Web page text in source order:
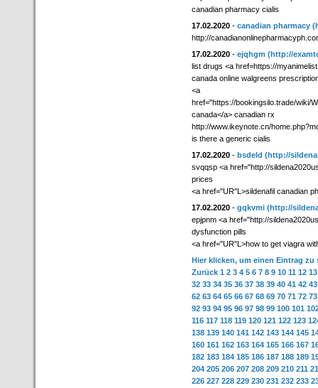
canadian pharmacy cialis
17.02.2020 - canadian pharmacy
http://
17.02.2020 - ejqhgm (http://
list drugs <a href=https://
canada online walgreens
<a
href="https://bookingsilo.trade/wiki/
canada</a> canadian rx
http://www.ikeynote.cn/
is there a generic cialis
17.02.2020 - bsdeld (http://
svqqsp <a href="http://
prices
<a href="UR"L>sildenafil canadian
17.02.2020 - gqkvmi (http://
epjpnm <a href="http://
dysfunction pills
<a href="UR"L>how to get viagra
Hier klicken, um einen Eintrag zu
Zurück 1 2 3 4 5 6 7 8 9 10 11 12 13
32 33 34 35 36 37 38 39 40 41 42 43
62 63 64 65 66 67 68 69 70 71 72 73
92 93 94 95 96 97 98 99 100 101
116 117 118 119 120 121 122 123
138 139 140 141 142 143 144 145
160 161 162 163 164 165 166 167
182 183 184 185 186 187 188 189
204 205 206 207 208 209 210 211
226 227 228 229 230 231 232 233